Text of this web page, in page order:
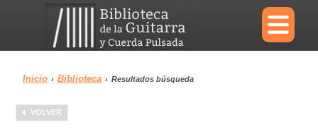
×
Menu
Inicio › Biblioteca › Resultados búsqueda
VOLVER